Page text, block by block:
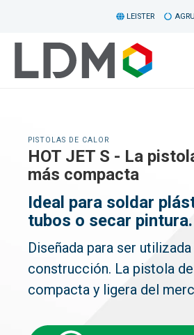
LEISTER AGRU
PISTOLAS DE CALOR
HOT JET S - La
más compacta
Ideal para soldar
tubos o secar pintura.
Diseñada para ser
construcción. La pistola
compacta y ligera del